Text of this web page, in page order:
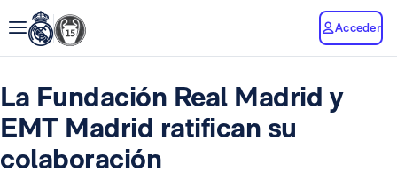
Acceder
La Fundación Real Madrid y
EMT Madrid ratifican su
colaboración